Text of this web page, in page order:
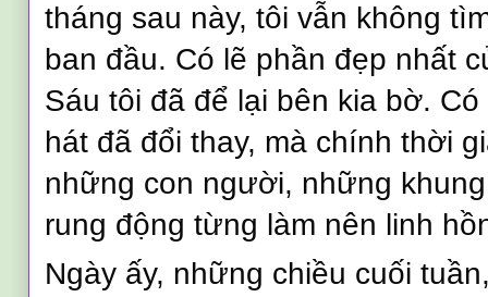
tháng sau này, tôi vẫn không
ban đầu. Có lẽ phần đẹp nhất
Sáu tôi đã để lại bên kia bờ.
hát đã đổi thay, mà chính thời
những con người, những
rung động từng làm nên linh
Ngày ấy, những chiều cuối